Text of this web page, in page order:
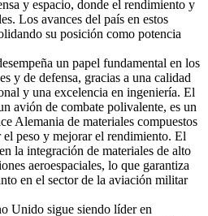
y espacio, donde el rendimiento y
Los avances del país en estos
su posición como potencia
un papel fundamental en los
y de defensa, gracias a una calidad
y una excelencia en ingeniería. El
avión de combate polivalente, es un
Alemania de materiales compuestos
el peso y mejorar el rendimiento. El
la integración de materiales de alto
aeroespaciales, lo que garantiza
en el sector de la aviación militar
Unido sigue siendo líder en